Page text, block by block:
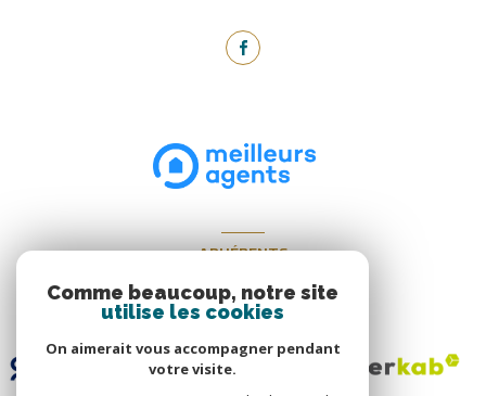
ADHÉRENTS
Nous adhérons
Comme beaucoup, notre site
utilise les cookies
On aimerait vous accompagner pendant
votre visite.